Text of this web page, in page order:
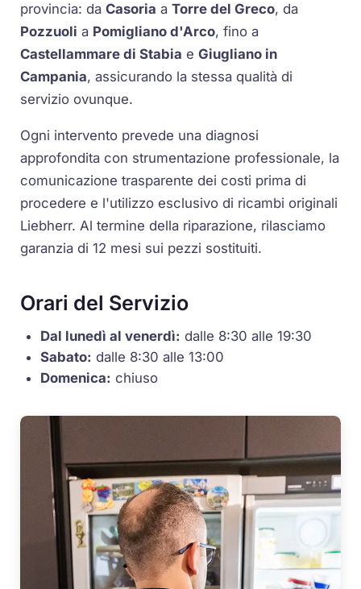
provincia: daCasoria aTorre del Greco, da
Pozzuoli a Pomigliano d'Arco, fino a
Castellammare di Stabia eGiugliano in
Campania, assicurando la stessa qualità di
servizio ovunque.
Ogni intervento prevede una diagnosi
approfondita con strumentazione professionale, la
comunicazione trasparente dei costi prima di
procedere e l'utilizzo esclusivo di ricambi originali
Liebherr. Al termine della riparazione, rilasciamo
garanzia di 12 mesi sui pezzi sostituiti.
Orari del Servizio
Dal lunedì al venerdì: dalle 8:30 alle 19:30
Sabato: dalle 8:30 alle 13:00
Domenica: chiuso